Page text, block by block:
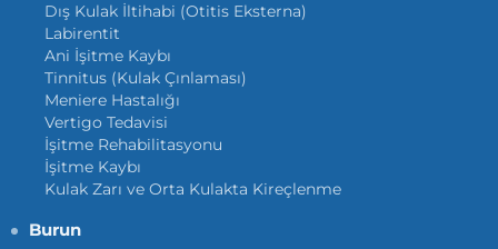
Dış Kulak İltihabi (Otitis Eksterna)
Labirentit
Ani İşitme Kaybı
Tinnitus (Kulak Çınlaması)
Meniere Hastalığı
Vertigo Tedavisi
İşitme Rehabilitasyonu
İşitme Kaybı
Kulak Zarı ve Orta Kulakta Kireçlenme
Burun